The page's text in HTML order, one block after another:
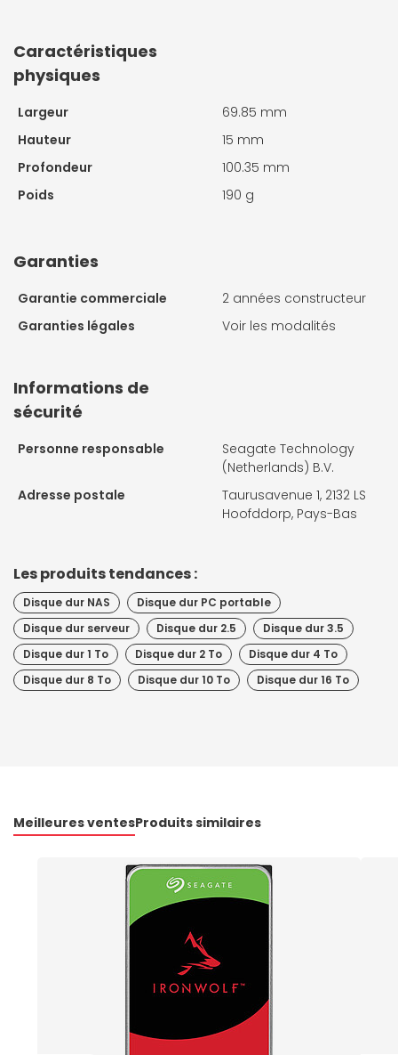
Caractéristiques
physiques
Largeur
69.85 mm
Hauteur
15 mm
Profondeur
100.35 mm
Poids
190 g
Garanties
Garantie commerciale
2 années constructeur
Garanties légales
Voir les modalités
Informations de
sécurité
Personne responsable
Seagate Technology
(Netherlands) B.V.
Adresse postale
Taurusavenue 1, 2132 LS
Hoofddorp, Pays-Bas
Les produits tendances :
Disque dur NAS
Disque dur PC portable
Disque dur serveur
Disque dur 2.5
Disque dur 3.5
Disque dur 1 To
Disque dur 2 To
Disque dur 4 To
Disque dur 8 To
Disque dur 10 To Disque dur 16 To
Meilleures ventesProduits similaires